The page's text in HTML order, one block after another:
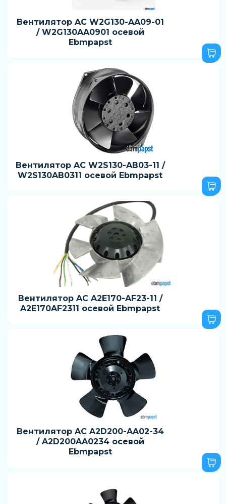
Вентилятор AC W2G130-AA09-01
/ W2G130AA0901 осевой
Ebmpapst
Вентилятор AC W2S130-AB03-11 /
W2S130AB0311 осевой Ebmpapst
Вентилятор AC A2E170-AF23-11 /
A2E170AF2311 осевой Ebmpapst
Вентилятор AC A2D200-AA02-34
/ A2D200AA0234 осевой
Ebmpapst